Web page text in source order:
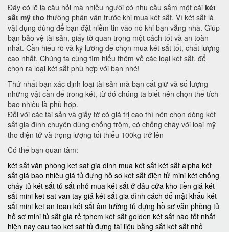
Đây có lẽ là câu hỏi mà nhiều người có nhu cầu sắm một cái két
sắt mỹ tho thường phân vân trước khi mua két sắt. Vì két sắt là
vật dụng dùng để bạn đặt niềm tin vào nó khi bạn vắng nhà. Giúp
bạn bảo vệ tài sản, giấy tờ quan trọng một cách tốt và an toàn
nhất. Cần hiểu rõ và kỹ lưỡng để chọn mua két sắt tốt, chất lượng
cao nhất. Chúng ta cùng tìm hiểu thêm về các loại két sắt, để
chọn ra loại két sắt phù hợp với bạn nhé!
Thứ nhất bạn xác định loại tài sản mà bạn cất giữ và số lượng
những vật cần để trong két, từ đó chúng ta biết nên chọn thể tích
bao nhiêu là phù hợp.
Đối với các tài sản và giấy tờ có giá trị cao thì nên chọn dòng két
sắt gia đình chuyên dùng chống trộm, có chống cháy với loại mỹ
tho điện tử và trọng lượng tối thiểu 100kg trở lên
Có thể bạn quan tâm:
két sắt văn phòng ket sat gia dinh mua két sắt két sắt alpha két
sắt giá bao nhiêu giá tủ đựng hồ sơ két sắt điện tử mini két chống
cháy tủ két sắt tủ sắt nhỏ mua két sắt ở đâu cửa kho tiền giá két
sắt mini ket sat van tay giá két sắt gia đình cách đổ mật khẩu két
sắt mini ket an toan két sắt âm tường tủ đựng hồ sơ văn phòng tủ
hồ sơ mini tủ sắt giá rẻ tphcm két sắt golden két sắt nào tốt nhất
hiện nay cau tao ket sat tủ đựng tài liệu bằng sắt két sắt nhỏ